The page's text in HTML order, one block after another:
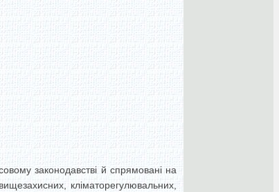
законодавстві й спрямовані на
кліматорегулювальних,